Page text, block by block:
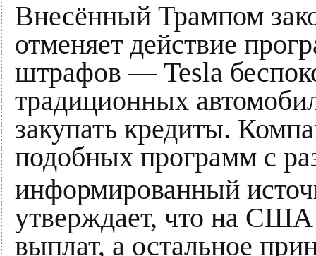
Внесённый Трампом
отменяет действие
штрафов — Tesla
традиционных
закупать кредиты.
подобных программ с
информированный
утверждает, что на США
выплат, а остальное